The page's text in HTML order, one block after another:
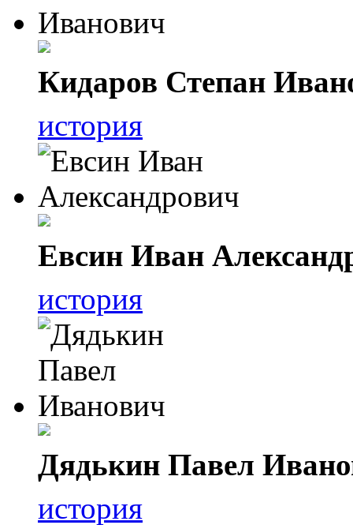
Кидаров Степан
история
Евсин Иван
история
Дядькин Павел
история